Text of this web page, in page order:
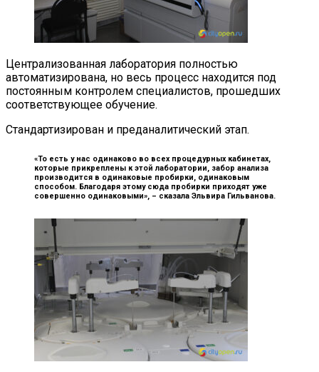
Централизованная лаборатория полностью
автоматизирована, но весь процесс находится под
постоянным контролем специалистов, прошедших
соответствующее обучение.
Стандартизирован и преданалитический этап.
«То есть у нас одинаково во всех процедурных кабинетах,
которые прикреплены к этой лаборатории, забор анализа
производится в одинаковые пробирки, одинаковым
способом. Благодаря этому сюда пробирки приходят уже
совершенно одинаковыми», – сказала Эльвира Гильванова.